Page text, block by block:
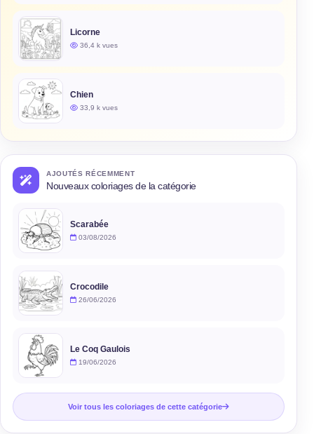
Licorne
36,4 k vues
Chien
33,9 k vues
AJOUTÉS RÉCEMMENT
Nouveaux coloriages de la catégorie
Scarabée
03/08/2026
Crocodile
26/06/2026
Le Coq Gaulois
19/06/2026
Voir tous les coloriages de cette catégorie